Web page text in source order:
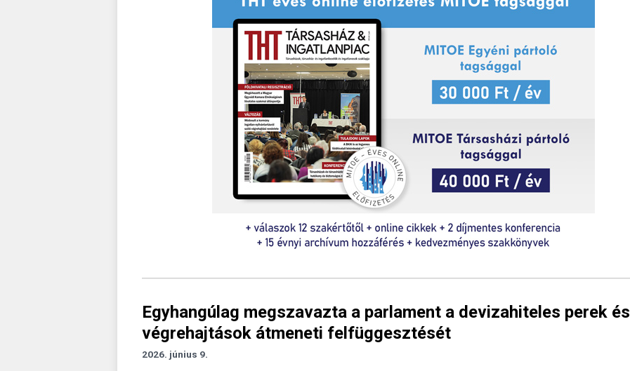
Egyhangúlag megszavazta a parlament a devizahiteles perek és
végrehajtások átmeneti felfüggesztését
2026. június 9.